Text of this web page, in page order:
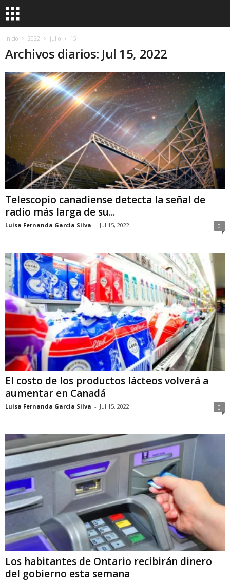
Inicio 2022 julio 15
Archivos diarios: Jul 15, 2022
Telescopio canadiense detecta la señal de
radio más larga de su...
Luisa Fernanda Garcia Silva - Jul 15, 2022 0
El costo de los productos lácteos volverá a
aumentar en Canadá
Luisa Fernanda Garcia Silva - Jul 15, 2022 0
Los habitantes de Ontario recibirán dinero
del gobierno esta semana